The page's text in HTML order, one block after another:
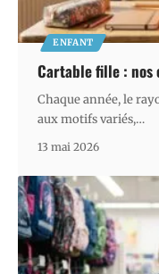
ENFANT
Cartable fille :
Chaque année, le
aux motifs variés,…
13 mai 2026